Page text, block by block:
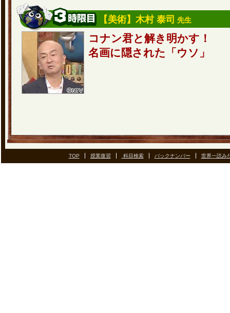
【美術】木村 泰司 先生
コナン君と解き明かす！
名画に隠された「ウソ」
TOP 授業復習 科目検索 バックナンバー 世界一読み